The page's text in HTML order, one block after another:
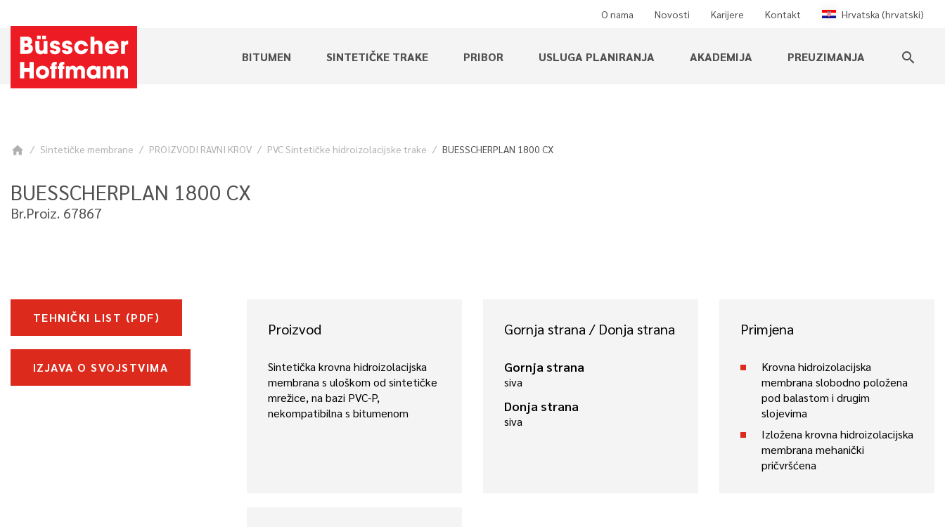
O nama Novosti Karijere Kontakt Hrvatska (hrvatski)
BITUMEN SINTETIČKE TRAKE PRIBOR USLUGA PLANIRANJA AKADEMIJA PREUZIMANJA search
home Sintetičke membrane PROIZVODI RAVNI KROV PVC Sintetičke hidroizolacijske trake BUESSCHERPLAN 1800 CX
BUESSCHERPLAN 1800 CX
Br.Proiz. 67867
TEHNIČKI LIST (PDF)
IZJAVA O SVOJSTVIMA
Proizvod
Sintetička krovna hidroizolacijska
membrana s uloškom od sintetičke
mrežice, na bazi PVC-P,
nekompatibilna s bitumenom
Gornja strana / Donja strana
Gornja strana
siva
Donja strana
siva
Primjena
Krovna hidroizolacijska
membrana slobodno položena
pod balastom i drugim
slojevima
Izložena krovna hidroizolacijska
membrana mehanički
pričvršćena